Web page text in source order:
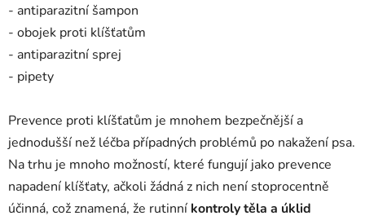
- antiparazitní šampon
- obojek proti klíšťatům
- antiparazitní sprej
- pipety
Prevence proti klíšťatům je mnohem bezpečnější a
jednodušší než léčba případných problémů po nakažení psa.
Na trhu je mnoho možností, které fungují jako prevence
napadení klíšťaty, ačkoli žádná z nich není stoprocentně
účinná, což znamená, že rutinní kontroly těla a úklid